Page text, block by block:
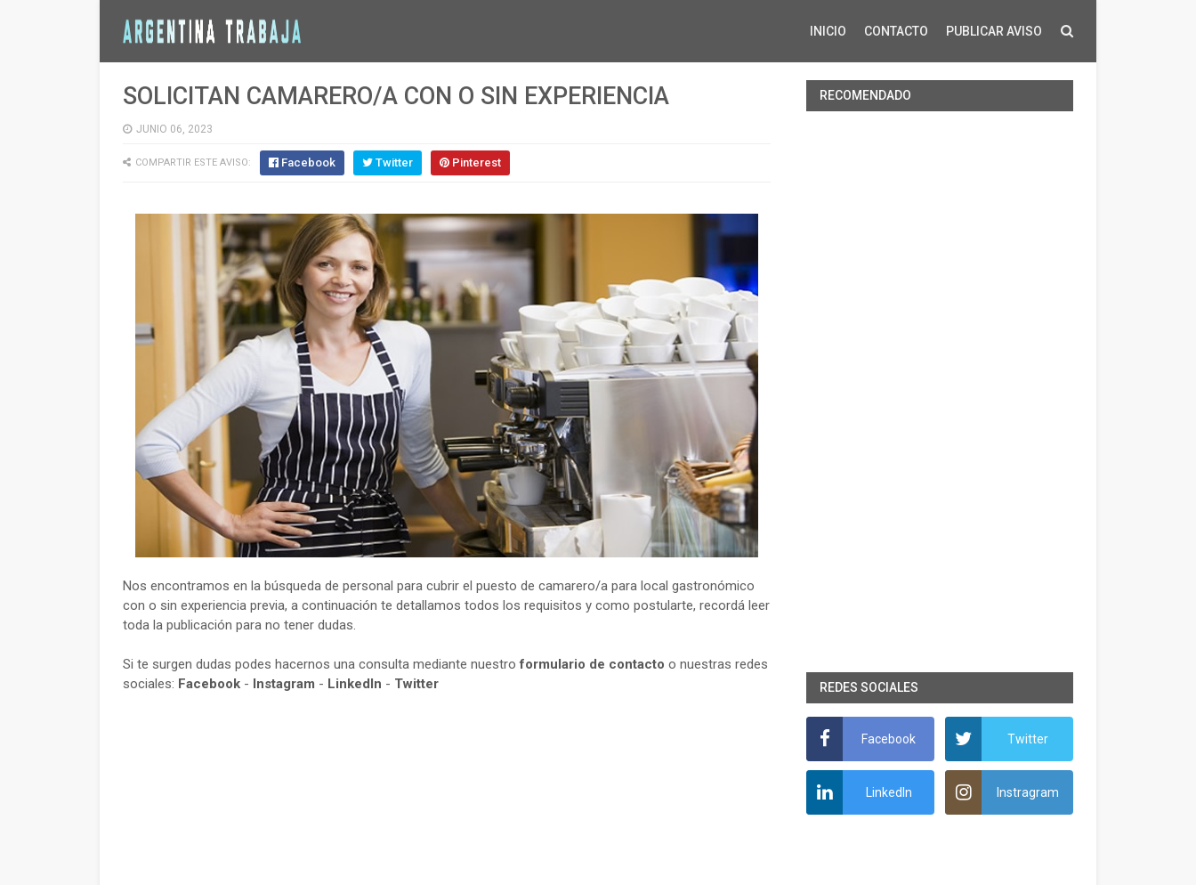
INICIO CONTACTO PUBLICAR AVISO
SOLICITAN CAMARERO/A CON O SIN EXPERIENCIA
JUNIO 06, 2023
COMPARTIR ESTE AVISO: Facebook Twitter Pinterest
Nos encontramos en la búsqueda de personal para cubrir el puesto de camarero/a para local gastronómico
con o sin experiencia previa, a continuación te detallamos todos los requisitos y como postularte, recordá leer
toda la publicación para no tener dudas.
Si te surgen dudas podes hacernos una consulta mediante nuestroformulario de contacto o nuestras redes
sociales: Facebook - Instagram - LinkedIn - Twitter
RECOMENDADO
REDES SOCIALES
Facebook Twitter
LinkedIn Instragram